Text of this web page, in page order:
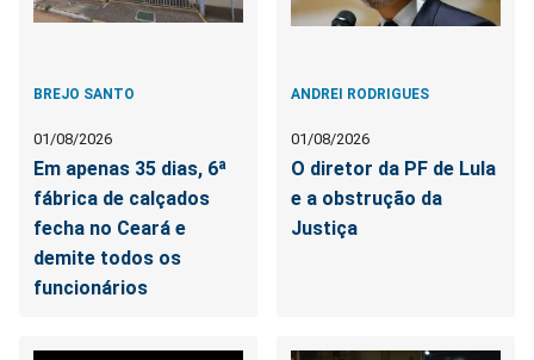
BREJO SANTO
01/08/2026
Em apenas 35 dias, 6ª
fábrica de calçados
fecha no Ceará e
demite todos os
funcionários
ANDREI RODRIGUES
01/08/2026
O diretor da PF de Lula
e a obstrução da
Justiça